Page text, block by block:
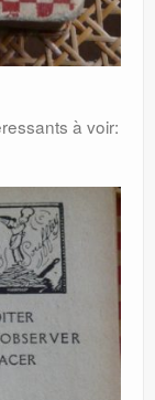
à voir: